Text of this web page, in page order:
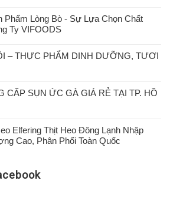
Phẩm Lòng Bò - Sự Lựa Chọn Chất
Ty VIFOODS
– THỰC PHẨM DINH DƯỠNG, TƯƠI
CẤP SỤN ỨC GÀ GIÁ RẺ TẠI TP. HỒ
Elfering Thịt Heo Đông Lạnh Nhập
Cao, Phân Phối Toàn Quốc